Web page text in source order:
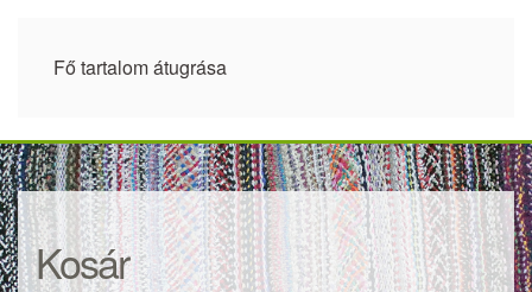
Fő tartalom átugrása
Kosár